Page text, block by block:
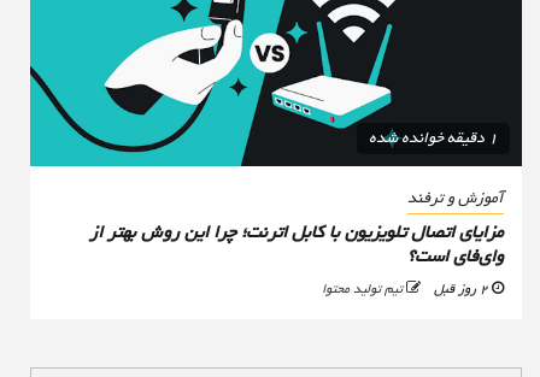
آموزش و ترفند
مزایای اتصال تلویزیون با کابل اترنت؛ چرا این روش بهتر از
وای‌فای است؟
تیم تولید محتوا